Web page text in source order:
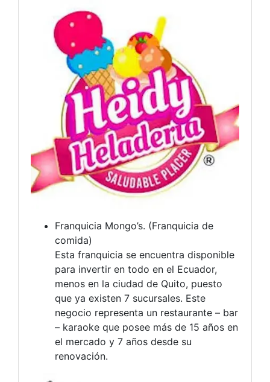
Franquicia Mongo’s. (Franquicia de
comida)
Esta franquicia se encuentra disponible
para invertir en todo en el Ecuador,
menos en la ciudad de Quito, puesto
que ya existen 7 sucursales. Este
negocio representa un restaurante – bar
– karaoke que posee más de 15 años en
el mercado y 7 años desde su
renovación.